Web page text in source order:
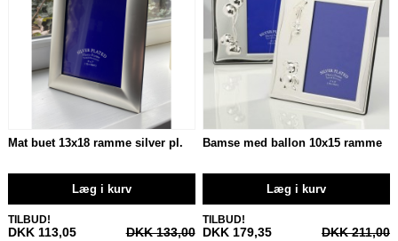
Mat buet 13x18 ramme silver pl.
Læg i kurv
TILBUD!
DKK 113,05 DKK 133,00
Bamse med ballon 10x15 ramme
Læg i kurv
TILBUD!
DKK 179,35 DKK 211,00